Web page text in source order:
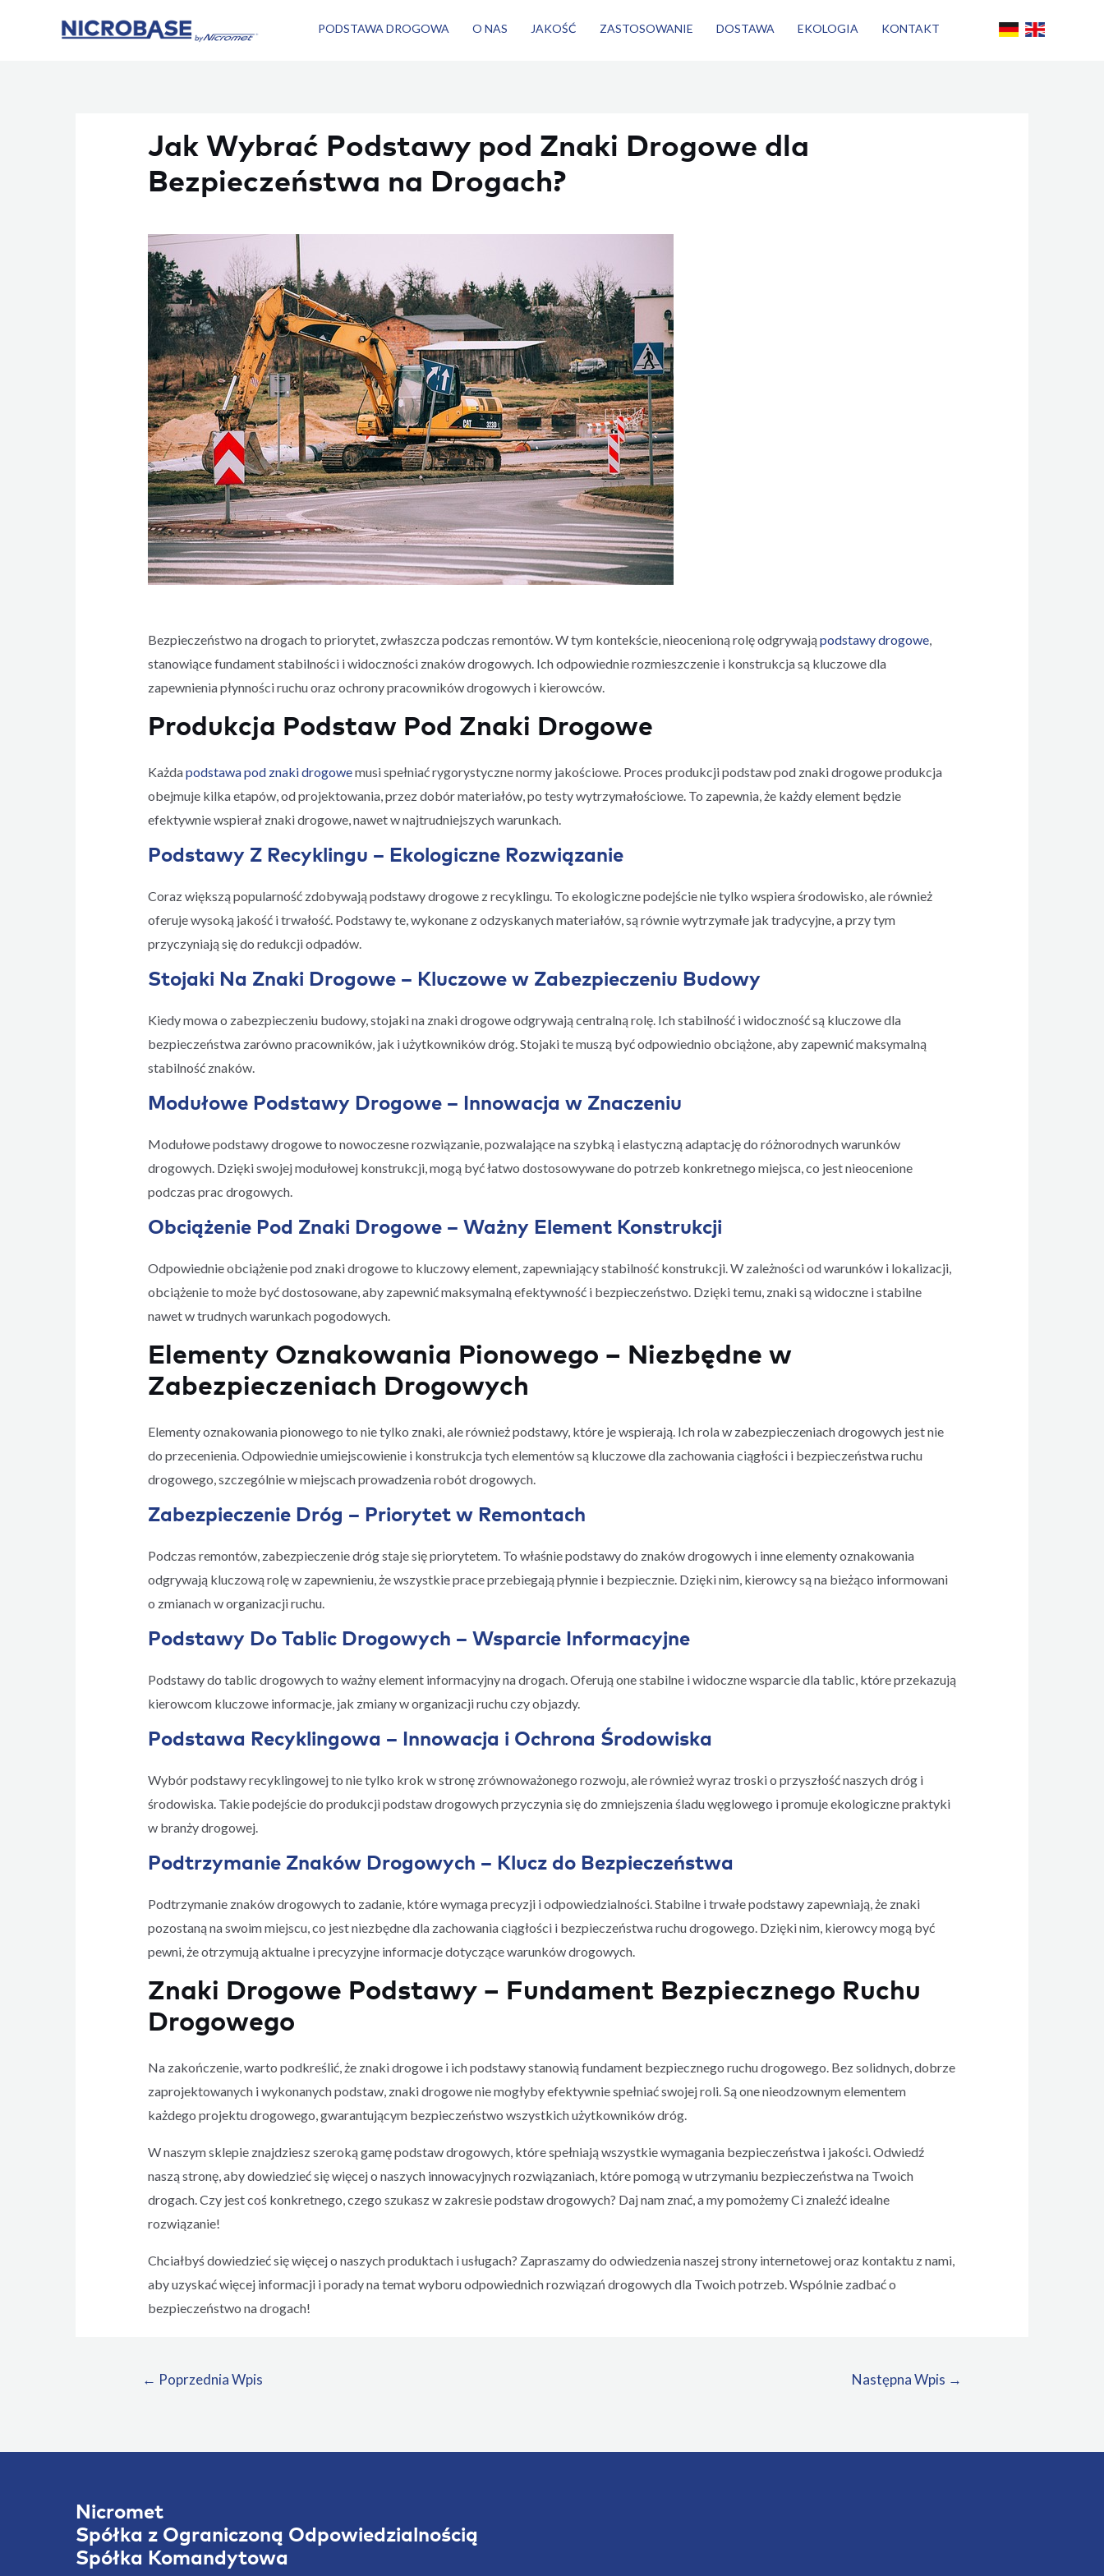
PODSTAWA DROGOWA O NAS JAKOŚĆ ZASTOSOWANIE DOSTAWA EKOLOGIA KONTAKT
Jak Wybrać Podstawy pod Znaki Drogowe dla
Bezpieczeństwa na Drogach?
Bezpieczeństwo na drogach to priorytet, zwłaszcza podczas remontów. W tym kontekście, nieocenioną rolę odgrywają podstawy drogowe
stanowiące fundament stabilności i widoczności znaków drogowych. Ich odpowiednie rozmieszczenie i konstrukcja są kluczowe dla
zapewnienia płynności ruchu oraz ochrony pracowników drogowych i kierowców.
Produkcja Podstaw Pod Znaki Drogowe
Każdapodstawa pod znaki drogowemusi spełniać rygorystyczne normy jakościowe. Proces produkcji podstaw pod znaki drogowe produkcja
obejmuje kilka etapów, od projektowania, przez dobór materiałów, po testy wytrzymałościowe. To zapewnia, że każdy element będzie
efektywnie wspierał znaki drogowe, nawet w najtrudniejszych warunkach.
Podstawy Z Recyklingu – Ekologiczne Rozwiązanie
Coraz większą popularność zdobywają podstawy drogowe z recyklingu. To ekologiczne podejście nie tylko wspiera środowisko, ale również
oferuje wysoką jakość i trwałość. Podstawy te, wykonane z odzyskanych materiałów, są równie wytrzymałe jak tradycyjne, a przy tym
przyczyniają się do redukcji odpadów.
Stojaki Na Znaki Drogowe – Kluczowe w Zabezpieczeniu Budowy
Kiedy mowa o zabezpieczeniu budowy, stojaki na znaki drogowe odgrywają centralną rolę. Ich stabilność i widoczność są kluczowe dla
bezpieczeństwa zarówno pracowników, jak i użytkowników dróg. Stojaki te muszą być odpowiednio obciążone, aby zapewnić maksymalną
stabilność znaków.
Modułowe Podstawy Drogowe – Innowacja w Znaczeniu
Modułowe podstawy drogowe to nowoczesne rozwiązanie, pozwalające na szybką i elastyczną adaptację do różnorodnych warunków
drogowych. Dzięki swojej modułowej konstrukcji, mogą być łatwo dostosowywane do potrzeb konkretnego miejsca, co jest nieocenione
podczas prac drogowych.
Obciążenie Pod Znaki Drogowe – Ważny Element Konstrukcji
Odpowiednie obciążenie pod znaki drogowe to kluczowy element, zapewniający stabilność konstrukcji. W zależności od warunków i lokalizacji,
obciążenie to może być dostosowane, aby zapewnić maksymalną efektywność i bezpieczeństwo. Dzięki temu, znaki są widoczne i stabilne
nawet w trudnych warunkach pogodowych.
Elementy Oznakowania Pionowego – Niezbędne w
Zabezpieczeniach Drogowych
Elementy oznakowania pionowego to nie tylko znaki, ale również podstawy, które je wspierają. Ich rola w zabezpieczeniach drogowych jest nie
do przecenienia. Odpowiednie umiejscowienie i konstrukcja tych elementów są kluczowe dla zachowania ciągłości i bezpieczeństwa ruchu
drogowego, szczególnie w miejscach prowadzenia robót drogowych.
Zabezpieczenie Dróg – Priorytet w Remontach
Podczas remontów, zabezpieczenie dróg staje się priorytetem. To właśnie podstawy do znaków drogowych i inne elementy oznakowania
odgrywają kluczową rolę w zapewnieniu, że wszystkie prace przebiegają płynnie i bezpiecznie. Dzięki nim, kierowcy są na bieżąco informowani
o zmianach w organizacji ruchu.
Podstawy Do Tablic Drogowych – Wsparcie Informacyjne
Podstawy do tablic drogowych to ważny element informacyjny na drogach. Oferują one stabilne i widoczne wsparcie dla tablic, które przekazują
kierowcom kluczowe informacje, jak zmiany w organizacji ruchu czy objazdy.
Podstawa Recyklingowa – Innowacja i Ochrona Środowiska
Wybór podstawy recyklingowej to nie tylko krok w stronę zrównoważonego rozwoju, ale również wyraz troski o przyszłość naszych dróg i
środowiska. Takie podejście do produkcji podstaw drogowych przyczynia się do zmniejszenia śladu węglowego i promuje ekologiczne praktyki
w branży drogowej.
Podtrzymanie Znaków Drogowych – Klucz do Bezpieczeństwa
Podtrzymanie znaków drogowych to zadanie, które wymaga precyzji i odpowiedzialności. Stabilne i trwałe podstawy zapewniają, że znaki
pozostaną na swoim miejscu, co jest niezbędne dla zachowania ciągłości i bezpieczeństwa ruchu drogowego. Dzięki nim, kierowcy mogą być
pewni, że otrzymują aktualne i precyzyjne informacje dotyczące warunków drogowych.
Znaki Drogowe Podstawy – Fundament Bezpiecznego Ruchu
Drogowego
Na zakończenie, warto podkreślić, że znaki drogowe i ich podstawy stanowią fundament bezpiecznego ruchu drogowego. Bez solidnych, dobrze
zaprojektowanych i wykonanych podstaw, znaki drogowe nie mogłyby efektywnie spełniać swojej roli. Są one nieodzownym elementem
każdego projektu drogowego, gwarantującym bezpieczeństwo wszystkich użytkowników dróg.
W naszym sklepie znajdziesz szeroką gamę podstaw drogowych, które spełniają wszystkie wymagania bezpieczeństwa i jakości. Odwiedź
naszą stronę, aby dowiedzieć się więcej o naszych innowacyjnych rozwiązaniach, które pomogą w utrzymaniu bezpieczeństwa na Twoich
drogach. Czy jest coś konkretnego, czego szukasz w zakresie podstaw drogowych? Daj nam znać, a my pomożemy Ci znaleźć idealne
rozwiązanie!
Chciałbyś dowiedzieć się więcej o naszych produktach i usługach? Zapraszamy do odwiedzenia naszej strony internetowej oraz kontaktu z nami,
aby uzyskać więcej informacji i porady na temat wyboru odpowiednich rozwiązań drogowych dla Twoich potrzeb. Wspólnie zadbać o
bezpieczeństwo na drogach!
Nawigacja
← Poprzednia Wpis Następna Wpis →
Nicromet
Spółka z Ograniczoną Odpowiedzialnością
Spółka Komandytowa